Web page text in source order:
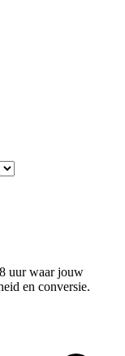
uur waar jouw
en conversie.